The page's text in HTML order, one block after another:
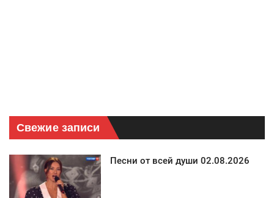
Свежие записи
Песни от всей души 02.08.2026